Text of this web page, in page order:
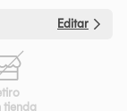
Editar
tienda